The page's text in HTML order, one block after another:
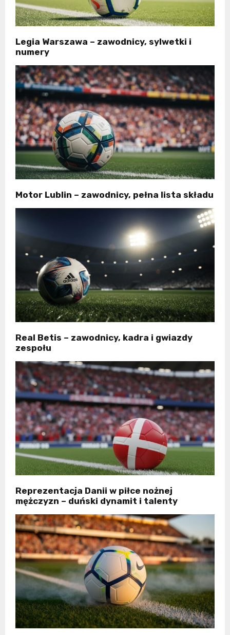
Legia Warszawa – zawodnicy, sylwetki i
numery
Motor Lublin – zawodnicy, pełna lista składu
Real Betis – zawodnicy, kadra i gwiazdy
zespołu
Reprezentacja Danii w piłce nożnej
mężczyzn – duński dynamit i talenty